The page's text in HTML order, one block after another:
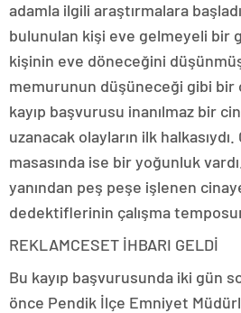
adamla ilgili araştırmalara
bulunulan kişi eve gelmeyeli bir
kişinin eve döneceğini
memurunun düşüneceği gibi bir
kayıp başvurusu inanılmaz bir
uzanacak olayların ilk
masasında ise bir yoğunluk
yanından peş peşe işlenen
dedektiflerinin çalışma
REKLAMCESET İHBARI GELDİ
Bu kayıp başvurusunda iki gün
önce Pendik İlçe Emniyet